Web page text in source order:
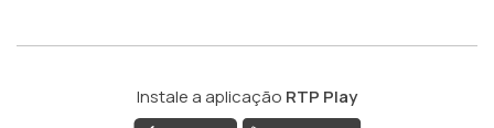
Instale a aplicação RTP Play